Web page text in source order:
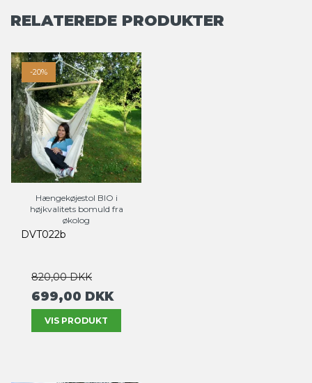
RELATEREDE PRODUKTER
-20%
Hængekøjestol BIO i
højkvalitets bomuld fra
økolog
DVT022b
820,00 DKK
699,00 DKK
VIS PRODUKT